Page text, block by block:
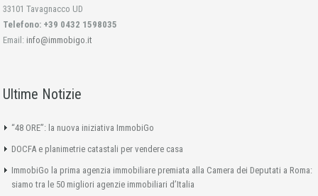
33101 Tavagnacco UD
Telefono: +39 0432 1598035
Email: info@immobigo.it
Ultime Notizie
“48 ORE”: la nuova iniziativa ImmobiGo
DOCFA e planimetrie catastali per vendere casa
ImmobiGo la prima agenzia immobiliare premiata alla Camera dei Deputati a Roma:
siamo tra le 50 migliori agenzie immobiliari d’Italia